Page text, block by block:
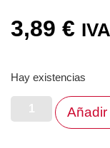
3,89 €
Hay existencias
Añadir